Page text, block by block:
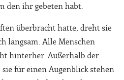
den ihr gebeten habt.
überbracht hatte, dreht sie
langsam. Alle Menschen
hinterher. Außerhalb der
sie für einen Augenblick stehen